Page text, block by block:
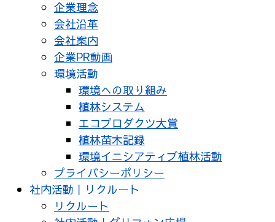
企業理念
会社沿革
会社案内
企業PR動画
環境活動
環境への取り組み
植林システム
エコプロダクツ大賞
植林苗木記録
環境イニシアティブ植林活動
プライバシーポリシー
社内活動｜リクルート
リクルート